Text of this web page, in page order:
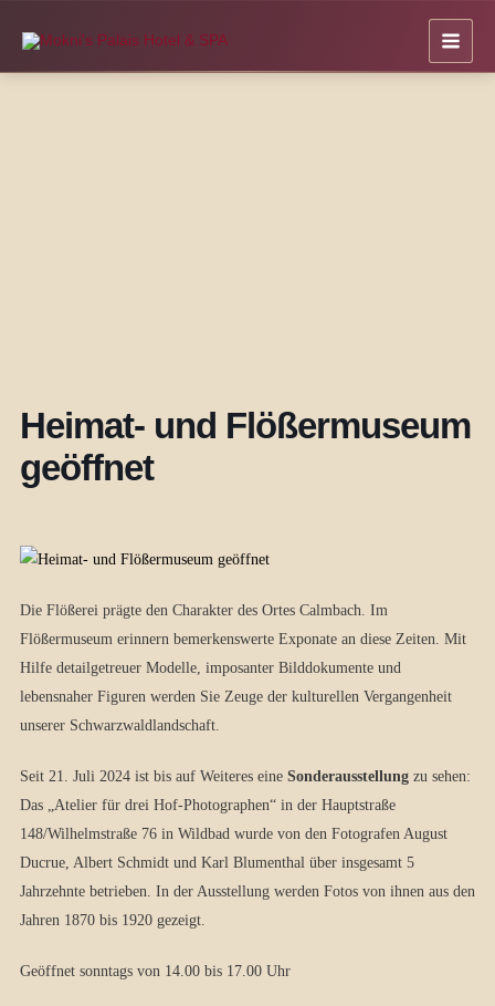
Inhalt
springen
Heimat- und Flößermuseum
geöffnet
Die Flößerei prägte den Charakter des Ortes Calmbach. Im
Flößermuseum erinnern bemerkenswerte Exponate an diese Zeiten. Mit
Hilfe detailgetreuer Modelle, imposanter Bilddokumente und
lebensnaher Figuren werden Sie Zeuge der kulturellen Vergangenheit
unserer Schwarzwaldlandschaft.
Seit 21. Juli 2024 ist bis auf Weiteres eine Sonderausstellungzu sehen:
Das „Atelier für drei Hof-Photographen“ in der Hauptstraße
148/Wilhelmstraße 76 in Wildbad wurde von den Fotografen August
Ducrue, Albert Schmidt und Karl Blumenthal über insgesamt 5
Jahrzehnte betrieben. In der Ausstellung werden Fotos von ihnen aus den
Jahren 1870 bis 1920 gezeigt.
Geöffnet sonntags von 14.00 bis 17.00 Uhr